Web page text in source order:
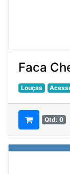
Faca
Louças
Qtd: 0